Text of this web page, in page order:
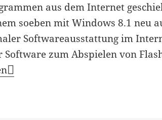
aus dem Internet
soeben mit Windows 8.1 neu
Softwareausstattung im
Software zum Abspielen von
Installation FLV-Player